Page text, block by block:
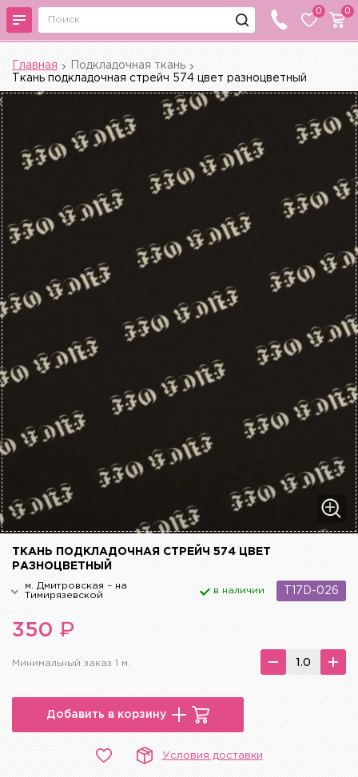
0 0
Главная
Подкладочная ткань
Ткань подкладочная стрейч 574 цвет разноцветный
ТКАНЬ ПОДКЛАДОЧНАЯ СТРЕЙЧ 574 ЦВЕТ
РАЗНОЦВЕТНЫЙ
м. Дмитровская – на
Тимирязевской
в наличии T17D-026
350 ₽
Минимальный заказ 1 м.
Добавить в корзину
Условия доставки